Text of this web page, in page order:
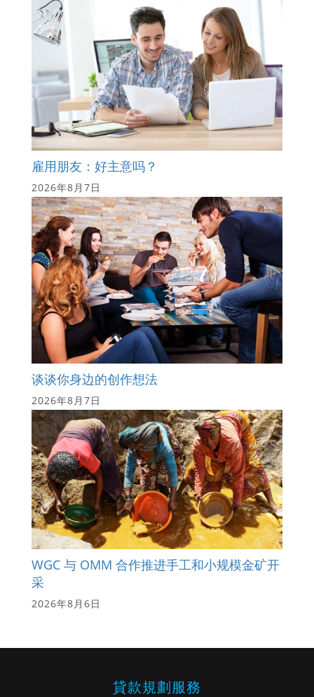
雇用朋友：好主意吗？
2026年8月7日
谈谈你身边的创作想法
2026年8月7日
WGC 与 OMM 合作推进手工和小规模金矿开
采
2026年8月6日
貸款規劃服務